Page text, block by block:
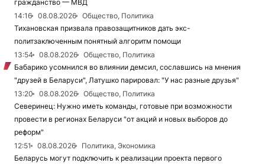
гражданство — МВД
14:16
08.08.2026
Общество, Политика
Тихановская призвала правозащитников дать экс-
политзаключенным понятный алгоритм помощи
13:54
08.08.2026
Общество, Политика
Бабарико усомнился во влиянии демсил, сославшись на мнения
"друзей в Беларуси", Латушко парировал: "У нас разные друзья"
13:20
08.08.2026
Общество, Политика
Северинец: Нужно иметь команды, готовые при возможности
провести в регионах Беларуси "от акций и новых выборов до
реформ"
12:51
08.08.2026
Политика, Экономика
Беларусь могут подключить к реализации проекта первого